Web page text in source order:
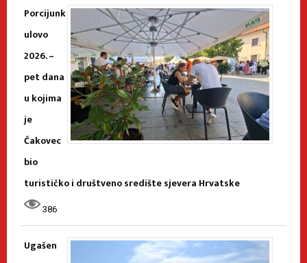
Porcijunk
ulovo
2026. –
pet dana
u kojima
je
Čakovec
bio
turističko i društveno središte sjevera Hrvatske
386
Ugašen